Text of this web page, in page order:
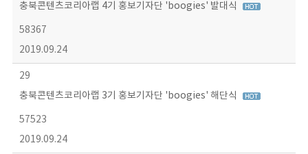
충북콘텐츠코리아랩 4기 홍보기자단 'boogies' 발대식
58367
2019.09.24
29
충북콘텐츠코리아랩 3기 홍보기자단 'boogies' 해단식
57523
2019.09.24